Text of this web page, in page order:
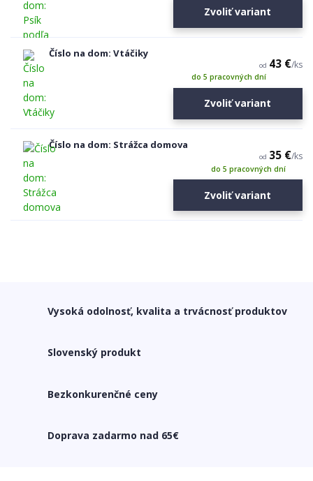
Zvoliť variant
Číslo na dom: Vtáčiky
od 43 €/ks
do 5 pracovných dní
Zvoliť variant
Číslo na dom: Strážca domova
od 35 €/ks
do 5 pracovných dní
Zvoliť variant
Vysoká odolnosť, kvalita a trvácnosť produktov
Slovenský produkt
Bezkonkurenčné ceny
Doprava zadarmo nad 65€